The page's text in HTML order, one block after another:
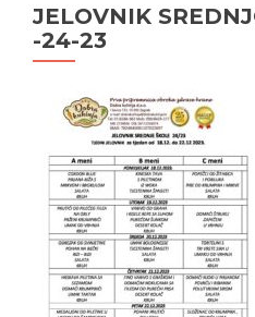
JELOVNIK
-24-23